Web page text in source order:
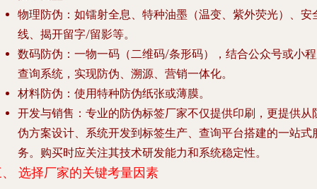
物理防伪 ：如镭射全息、特种油墨（温变、紫外荧光）、安
线、揭开留字/留影等。
数码防伪 ：一物一码（二维码/条形码），结合公众号或小
查询系统，实现防伪、溯源、营销一体化。
材料防伪 ：使用特种防伪纸张或薄膜。
开发与销售 ：专业的防伪标签厂家不仅提供印刷，更提供从
伪方案设计、系统开发到标签生产、查询平台搭建的一站式
务。购买时应关注其技术研发能力和系统稳定性。
选择厂家的关键考量因素